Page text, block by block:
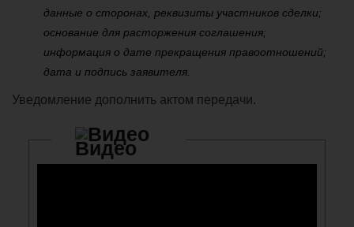
данные о сторонах, реквизиты участников сделки;
основание для расторжения соглашения;
информация о дате прекращения правоотношений;
дата и подпись заявителя.
Уведомление дополнить актом передачи.
Видео